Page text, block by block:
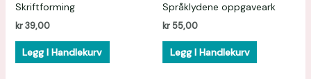
Skriftforming
kr39,00
Legg I Handlekurv
Språklydene oppgaveark
kr 55,00
Legg I Handlekurv